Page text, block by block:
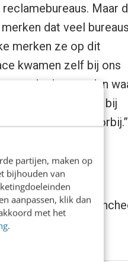
partijen, maken op
bijhouden van
aanpassen, klik dan
met het
.
Maar
dat veel bureaus
merken ze op dit
kwamen zelf bij ons
ander bureau dan
meer shoppen bij
één bureau is voorbij.”
team bij